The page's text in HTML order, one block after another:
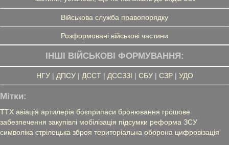
Військова служба правопорядку
Розформовані військові частини
ІНШІ ВІЙСЬКОВІ ФОРМУВАННЯ:
НГУ| ДПСУ| ДССТ| ДССЗЗІ | СБУ| СЗР| УДО
Мітки:
ТТХ авіація артилерія боєприпаси бронювання грошове
забезпечення закупівлі мобілізація підсумки реформа ЗСУ
символіка стрілецька зброя територіальна оборона цифровізація